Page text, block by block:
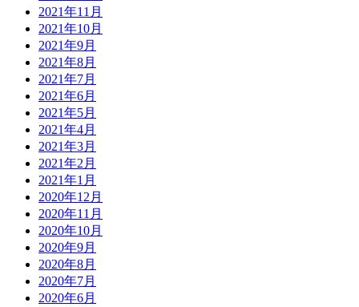
2021年11月
2021年10月
2021年9月
2021年8月
2021年7月
2021年6月
2021年5月
2021年4月
2021年3月
2021年2月
2021年1月
2020年12月
2020年11月
2020年10月
2020年9月
2020年8月
2020年7月
2020年6月